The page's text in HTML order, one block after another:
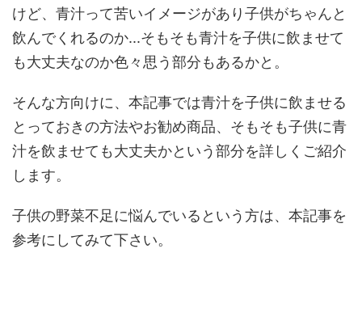
けど、青汁って苦いイメージがあり子供がちゃんと
飲んでくれるのか...そもそも青汁を子供に飲ませて
も大丈夫なのか色々思う部分もあるかと。
そんな方向けに、本記事では青汁を子供に飲ませる
とっておきの方法やお勧め商品、そもそも子供に青
汁を飲ませても大丈夫かという部分を詳しくご紹介
します。
子供の野菜不足に悩んでいるという方は、本記事を
参考にしてみて下さい。